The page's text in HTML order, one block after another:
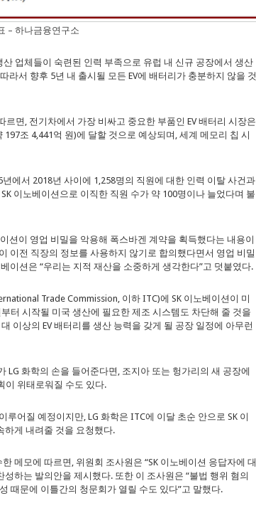
– 하나금융연구소
산 업체들이 숙련된 인력 부족으로 유럽 내 신규 공장에서 생산
라서 향후 5년 내 출시될 모든 EV에 배터리가 충분하지 않을 것
르면, 전기차에서 가장 비싸고 중요한 부품인 EV 배터리 시장은
조 4,441억 원)에 달할 것으로 예상되며, 세계 메모리 칩 시
에서 2018년 사이에 1,258명의 직원에 대한 인력 이탈 사건과
이노베이션으로 이직한 직원 수가 약 100명이나 늘었다며 불
션이 영업 비밀을 악용해 폭스바겐 계약을 획득했다는 내용이
이전 직장의 정보를 사용하지 않기로 합의했다면서 영업 비밀
이션은 “우리는 지적 재산을 소중하게 생각한다”고 덧붙였다.
Trade Commission, 이하 ITC)에 SK 이노베이션이 미
터 시작될 미국 생산에 필요한 제조 시스템도 차단해 줄 것을
이상의 EV 배터리를 생산 능력을 갖게 될 공장 일정에 아무런
LG 화학의 손을 들어준다면, 조지아 또는 헝가리의 새 공장에
이 위태로워질 수도 있다.
루어질 예정이지만, LG 화학은 ITC에 이달 초순 안으로 SK 이
하게 내려줄 것을 요청했다.
메모에 따르면, 위원회 조사원은 “SK 이노베이션 응답자에 대
하는 발의안을 제시했다. 또한 이 조사원은 “불법 행위 혐의
때문에 이틀간의 청문회가 열릴 수도 있다”고 말했다.